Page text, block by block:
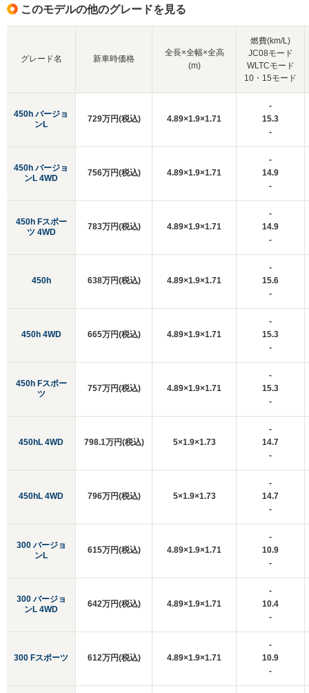
このモデルの他のグレードを見る
グレード名
450h バージョ
ンL
450h バージョ
ンL 4WD
450h Fスポー
ツ 4WD
450h
450h 4WD
450h Fスポー
ツ
450hL 4WD
450hL 4WD
300 バージョ
ンL
300 バージョ
ンL 4WD
300 Fスポーツ
新車時価格
全長×全幅×全高
(m)
燃費(km/L)
JC08モード
WLTCモード
10・15モード
729万円(税込) 4.89×1.9×1.71
-
15.3
-
756万円(税込) 4.89×1.9×1.71
-
14.9
-
783万円(税込) 4.89×1.9×1.71
-
14.9
-
638万円(税込) 4.89×1.9×1.71
-
15.6
-
665万円(税込) 4.89×1.9×1.71
-
15.3
-
757万円(税込) 4.89×1.9×1.71
-
15.3
-
798.1万円(税込) 5×1.9×1.73
-
14.7
-
796万円(税込) 5×1.9×1.73
-
14.7
-
615万円(税込) 4.89×1.9×1.71
-
10.9
-
642万円(税込) 4.89×1.9×1.71
-
10.4
-
612万円(税込) 4.89×1.9×1.71
-
10.9
-